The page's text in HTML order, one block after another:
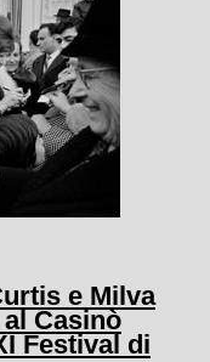
e Milva
Casinò
Festival di